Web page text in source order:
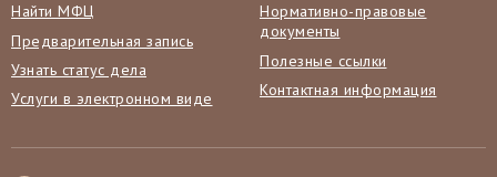
Найти МФЦ
Предварительная запись
Узнать статус дела
Услуги в электронном виде
Нормативно-правовые
документы
Полезные ссылки
Контактная информация